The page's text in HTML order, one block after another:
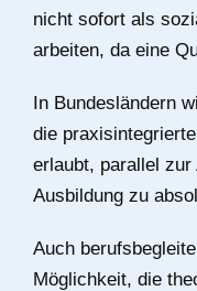
nicht sofort als
arbeiten, da eine
In Bundesländern
die
erlaubt, parallel
Ausbildung zu
Auch
Möglichkeit, die